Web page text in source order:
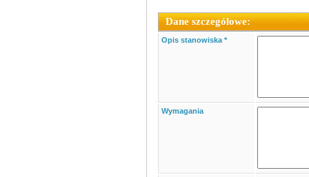
Dane szczegółowe:
Opis stanowiska *
Wymagania